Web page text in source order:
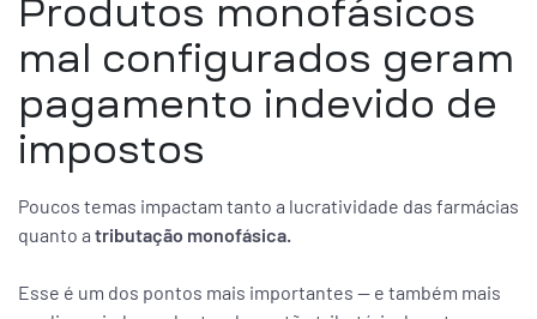
Produtos monofásicos
mal configurados geram
pagamento indevido de
impostos
Poucos temas impactam tanto a lucratividade das farmácias
quanto a tributação monofásica.
Esse é um dos pontos mais importantes — e também mais